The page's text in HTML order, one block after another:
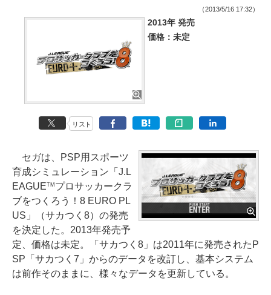
（2013/5/16 17:32）
2013年 発売
価格：未定
リスト
セガは、PSP用スポーツ
育成シミュレーション「J.L
EAGUETM プロサッカークラ
ブをつくろう！8 EURO PL
US」（サカつく8）の発売
を決定した。2013年発売予
定、価格は未定。「サカつく8」は2011年に発売されたP
SP「サカつく7」からのデータを改訂し、基本システム
は前作そのままに、様々なデータを更新している。